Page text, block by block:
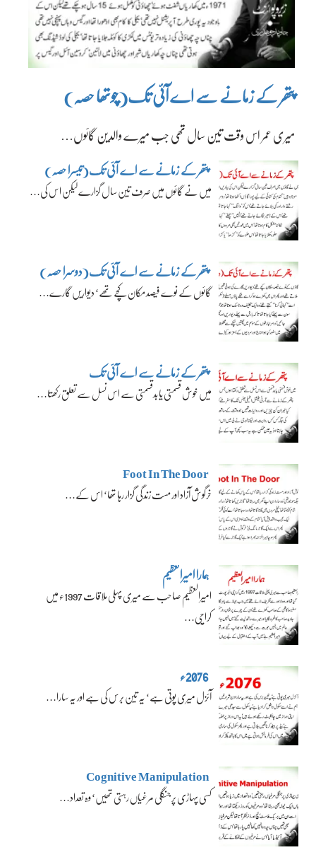
پتھر کے زمانے سے اے آئی تک(چوتھا حصہ)
میری عمر اس وقت تین سال تھی جب میرے والدین گائوں…
پتھر کے زمانے سے اے آئی تک(تیسرا حصہ)
میں نے گائوں میں صرف تین سال گزارے لیکن اس کی…
پتھر کے زمانے سے اے آئی تک(دوسرا حصہ)
گائوں کے نوے فیصد مکان کچے تھے‘ دیواریں گارے…
پتھر کے زمانے سے اے آئی تک
میں خوش قسمتی یا بدقسمتی سے اس نسل سے تعلق رکھتا…
Foot In The Door
خرگوش آزاد اور مست زندگی گزار رہا تھا‘ اس کے…
ہمارا امیرالعظیم
امیرالعظیم صاحب سے میری پہلی ملاقات 1997ء میں
کراچی…
2076ء
آئزل میری پوتی ہے‘ یہ تین برس کی ہے اور یہ سارا…
Cognitive Manipulation
کسی پہاڑی پر جنگلی مرغیاں رہتی تھیں‘ وہ تعداد…